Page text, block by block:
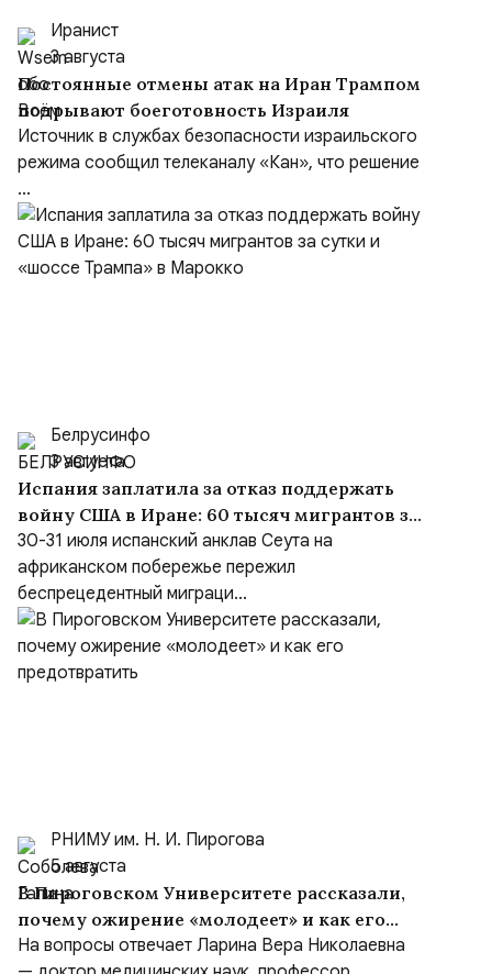
Иранист
3 августа
Постоянные отмены атак на Иран Трампом
подрывают боеготовность Израиля
Источник в службах безопасности израильского
режима сообщил телеканалу «Кан», что решение
...
Белрусинфо
3 августа
Испания заплатила за отказ поддержать
войну США в Иране: 60 тысяч мигрантов за
сутки и «шоссе Трампа» в Марокко
30-31 июля испанский анклав Сеута на
африканском побережье пережил
беспрецедентный миграци...
РНИМУ им. Н. И. Пирогова
5 августа
В Пироговском Университете рассказали,
почему ожирение «молодеет» и как его
предотвратить
На вопросы отвечает Ларина Вера Николаевна